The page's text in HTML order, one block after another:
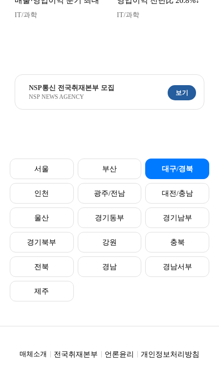
IT/과학 IT/과학
NSP통신 전국취재본부 모집
NSP NEWS AGENCY
보기
서울 부산 대구/경북
인천 광주/전남 대전/충남
울산 경기동부 경기남부
경기북부 강원 충북
전북 경남 경남서부
제주
매체소개 전국취재본부 언론윤리 개인정보처리방침